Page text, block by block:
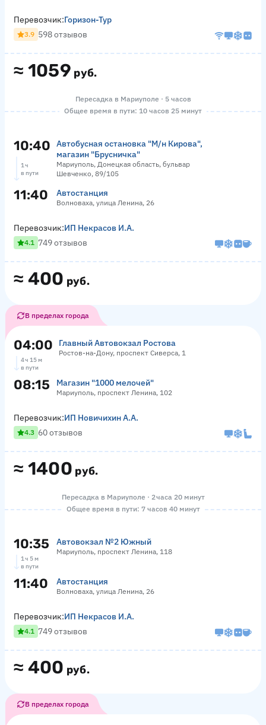
≈ 1059 руб.
Перевозчик:Горизон-Тур
3.9 598 отзывов
Пересадка в Мариуполе · 5 часов
Общее время в пути: 10 часов 25 минут
10:40
Автобусная остановка "М/н Кирова",
магазин "Брусничка"
Мариуполь, Донецкая область, бульвар
Шевченко, 89/105
1 ч
в пути
11:40 Автостанция
Волноваха, улица Ленина, 26
≈ 400 руб.
Перевозчик:ИП Некрасов И.А.
4.1 749 отзывов
В пределах города
04:00 Главный Автовокзал Ростова
Ростов-на-Дону, проспект Сиверса, 1
4 ч 15 м
в пути
08:15 Магазин "1000 мелочей"
Мариуполь, проспект Ленина, 102
≈ 1400 руб.
Перевозчик:ИП Новичихин А.А.
4.3 60 отзывов
Пересадка в Мариуполе · 2 часа 20 минут
Общее время в пути: 7 часов 40 минут
10:35 Автовокзал №2 Южный
Мариуполь, проспект Ленина, 118
1 ч 5 м
в пути
11:40 Автостанция
Волноваха, улица Ленина, 26
≈ 400 руб.
Перевозчик:ИП Некрасов И.А.
4.1 749 отзывов
В пределах города